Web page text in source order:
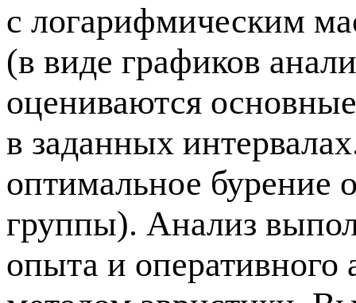
с логарифмическим
(в виде графиков
оцениваются
в заданных
оптимальное бурение
группы). Анализ
опыта и